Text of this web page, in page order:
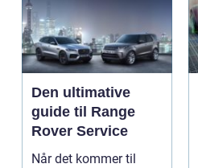
Den ultimative
guide til Range
Rover Service
Når det kommer til